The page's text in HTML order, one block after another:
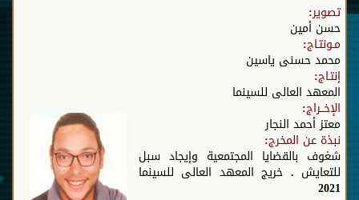
تصوير:
حسن أمين
مـونتـاج:
محمد حسنى ياسين
إنتـاج:
المعهد العالى للسينما
الإخــراج:
معتز أحمد النجار
نبذة عن المخرج:
شغوف بالقضايا المجتمعية وإيجاد سبل
للتعايش . خريج المعهد العالى للسينما
2021